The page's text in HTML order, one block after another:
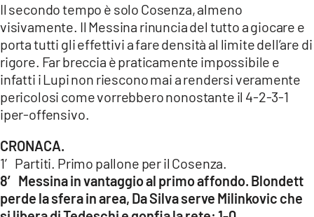
Il secondo tempo è solo Cosenza, almeno
visivamente. Il Messina rinuncia del tutto a giocare e
porta tutti gli effettivi a fare densità al limite dell’are di
rigore. Far breccia è praticamente impossibile e
infatti i Lupi non riescono mai a rendersi veramente
pericolosi come vorrebbero nonostante il 4-2-3-1
iper-offensivo.
CRONACA.
1′ Partiti. Primo pallone per il Cosenza.
8′ Messina in vantaggio al primo affondo. Blondett
perde la sfera in area, Da Silva serve Milinkovic che